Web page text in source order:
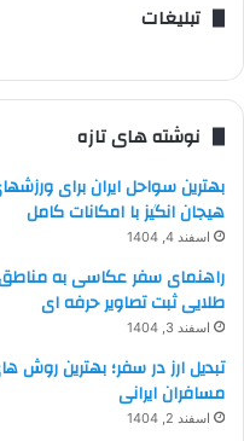
تبلیغات
نوشته های تازه
هیجان انگیز با امکانات کامل
اسفند 4, 1404
راهنمای سفر عکاسی به مناطق
طلایی ثبت تصاویر حرفه ای
اسفند 3, 1404
تبدیل ارز در سفر؛ بهترین
مسافران ایرانی
اسفند 2, 1404